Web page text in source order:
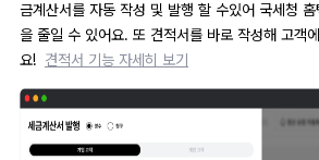
금계산서를 자동 작성 및 발행 할 수있어 국세청
을 줄일 수 있어요. 또 견적서를 바로 작성해 고객
요! 견적서 기능 자세히 보기